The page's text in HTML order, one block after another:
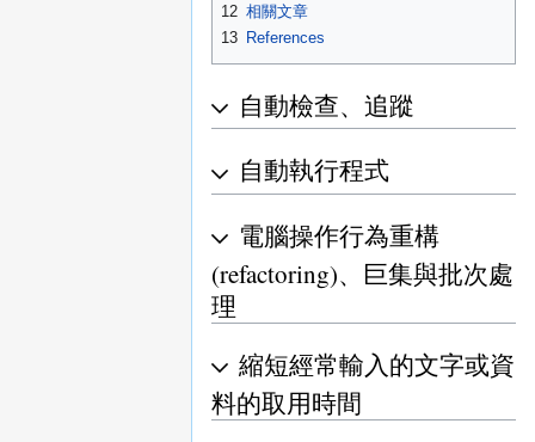
12 相關文章
13 References
自動檢查、追蹤
自動執行程式
電腦操作行為重構
(refactoring)、巨集與批次處
理
縮短經常輸入的文字或資
料的取用時間